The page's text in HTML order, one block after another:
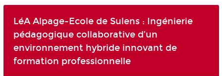
LéA Alpage-Ecole de Sulens : Ingénierie
pédagogique collaborative d’un
environnement hybride innovant de
formation professionnelle